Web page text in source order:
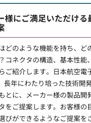
様にご満足いただける
どのような機能を持ち、ど
コネクタの構造、基本性能
ご紹介します。日本航空電
長年にわたり培った技術開
とに、メーカー様の製品開
をご提案します。お客様の
びができるようなご提案を